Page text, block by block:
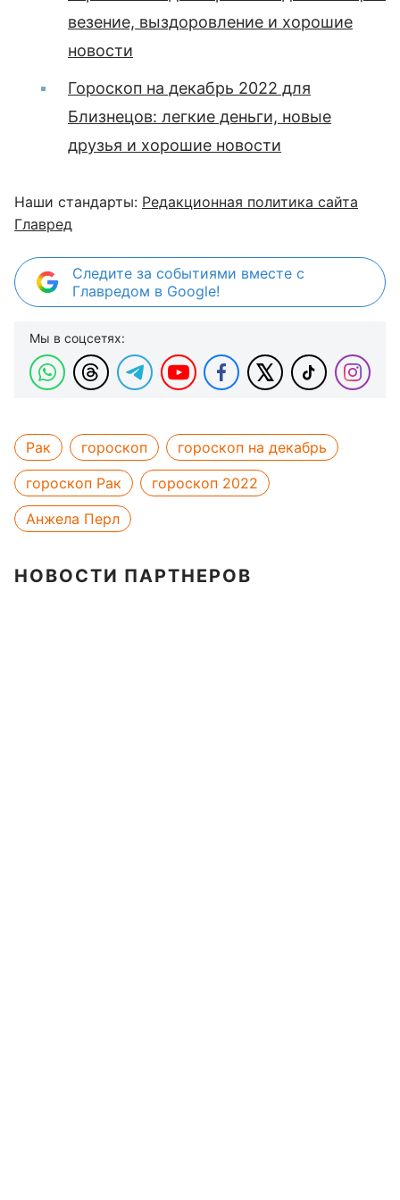
везение, выздоровление и хорошие
новости
Гороскоп на декабрь 2022 для
Близнецов: легкие деньги, новые
друзья и хорошие новости
Наши стандарты: Редакционная политика сайта
Главред
Следите за событиями вместе с
Главредом в Google!
Мы в соцсетях:
Рак гороскоп
гороскоп на декабрь
гороскоп Рак
гороскоп 2022
Анжела Перл
НОВОСТИ ПАРТНЕРОВ